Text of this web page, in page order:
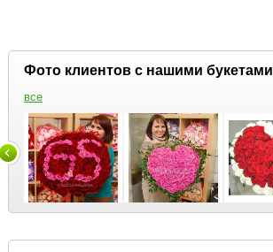
Фото клиентов с нашими букетами
все